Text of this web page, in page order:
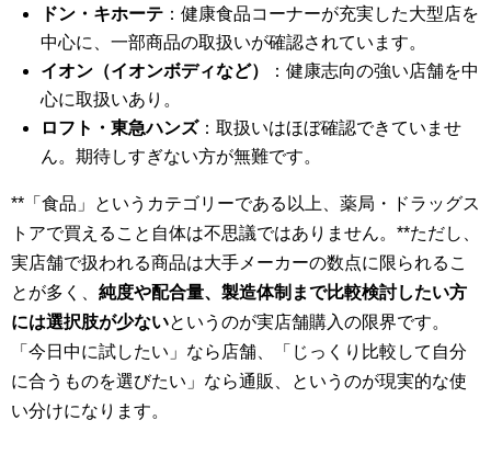
ドン・キホーテ ：健康食品コーナーが充実した大型店を
中心に、一部商品の取扱いが確認されています。
イオン（イオンボディなど）
：健康志向の強い店舗を中
心に取扱いあり。
ロフト・東急ハンズ：取扱いはほぼ確認できていませ
ん。期待しすぎない方が無難です。
**「食品」というカテゴリーである以上、薬局・ドラッグス
トアで買えること自体は不思議ではありません。**ただし、
実店舗で扱われる商品は大手メーカーの数点に限られるこ
とが多く、 純度や配合量、製造体制まで比較検討したい方
には選択肢が少ないというのが実店舗購入の限界です。
「今日中に試したい」なら店舗、「じっくり比較して自分
に合うものを選びたい」なら通販、というのが現実的な使
い分けになります。